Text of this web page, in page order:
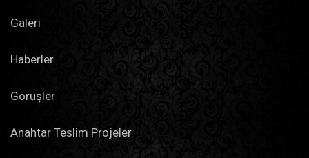
Galeri
Haberler
Görüşler
Anahtar Teslim Projeler